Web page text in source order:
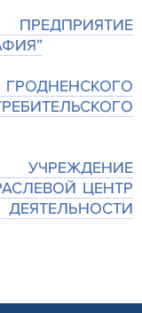
ЦЕНТР